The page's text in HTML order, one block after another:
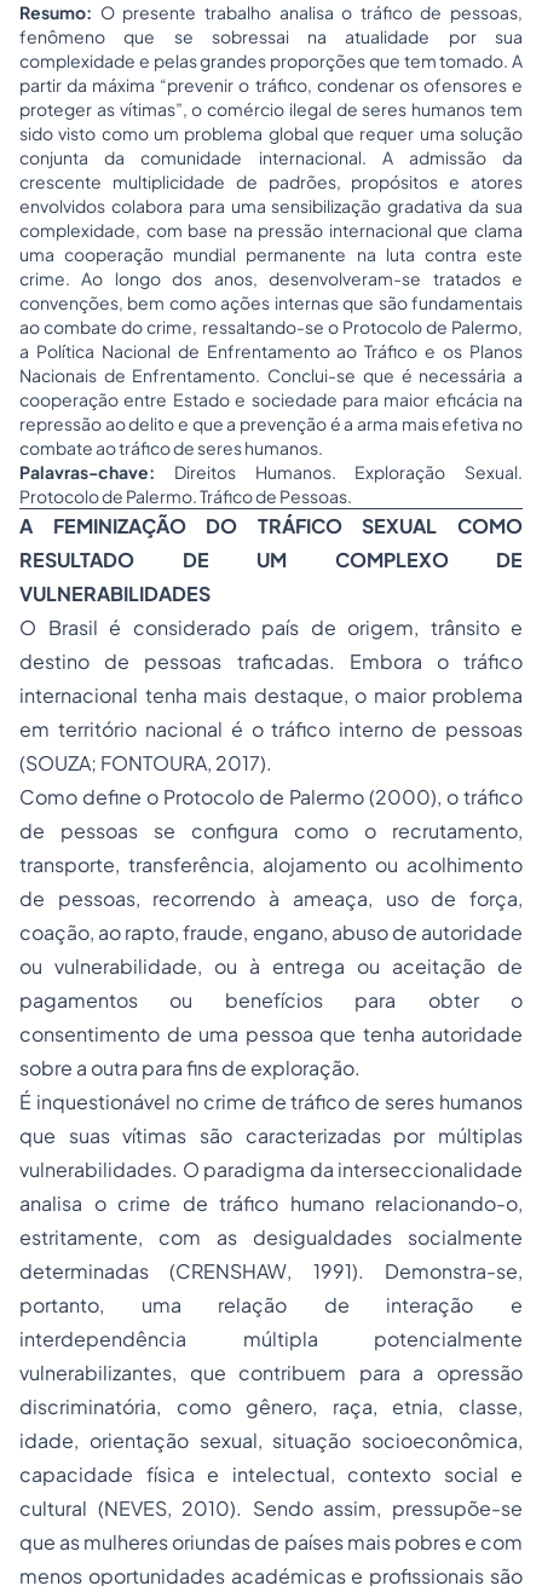
Resumo: O presente trabalho analisa o tráfico de pessoas,
fenômeno que se sobressai na atualidade por sua
complexidade e pelas grandes proporções que tem tomado. A
partir da máxima “prevenir o tráfico, condenar os ofensores e
proteger as vítimas”, o comércio ilegal de seres humanos tem
sido visto como um problema global que requer uma solução
conjunta da comunidade internacional. A admissão da
crescente multiplicidade de padrões, propósitos e atores
envolvidos colabora para uma sensibilização gradativa da sua
complexidade, com base na pressão internacional que clama
uma cooperação mundial permanente na luta contra este
crime. Ao longo dos anos, desenvolveram-se tratados e
convenções, bem como ações internas que são fundamentais
ao combate do crime, ressaltando-se o Protocolo de Palermo,
a Política Nacional de Enfrentamento ao Tráfico e os Planos
Nacionais de Enfrentamento. Conclui-se que é necessária a
cooperação entre Estado e sociedade para maior eficácia na
repressão ao delito e que a prevenção é a arma mais efetiva no
combate ao tráfico de seres humanos.
Palavras-chave: Direitos Humanos. Exploração Sexual.
Protocolo de Palermo. Tráfico de Pessoas.
A FEMINIZAÇÃO DO TRÁFICO SEXUAL COMO
RESULTADO DE UM COMPLEXO DE
VULNERABILIDADES
O Brasil é considerado país de origem, trânsito e
destino de pessoas traficadas. Embora o tráfico
internacional tenha mais destaque, o maior problema
em território nacional é o tráfico interno de pessoas
(SOUZA; FONTOURA, 2017).
Como define o Protocolo de Palermo (2000), o tráfico
de pessoas se configura como o recrutamento,
transporte, transferência, alojamento ou acolhimento
de pessoas, recorrendo à ameaça, uso de força,
coação, ao rapto, fraude, engano, abuso de autoridade
ou vulnerabilidade, ou à entrega ou aceitação de
pagamentos ou benefícios para obter o
consentimento de uma pessoa que tenha autoridade
sobre a outra para fins de exploração.
É inquestionável no crime de tráfico de seres humanos
que suas vítimas são caracterizadas por múltiplas
vulnerabilidades. O paradigma da interseccionalidade
analisa o crime de tráfico humano relacionando-o,
estritamente, com as desigualdades socialmente
determinadas (CRENSHAW, 1991). Demonstra-se,
portanto, uma relação de interação e
interdependência múltipla potencialmente
vulnerabilizantes, que contribuem para a opressão
discriminatória, como gênero, raça, etnia, classe,
idade, orientação sexual, situação socioeconômica,
capacidade física e intelectual, contexto social e
cultural (NEVES, 2010). Sendo assim, pressupõe-se
que as mulheres oriundas de países mais pobres e com
menos oportunidades académicas e profissionais são